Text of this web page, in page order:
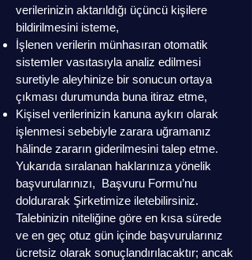
verilerinizin aktarıldığı üçüncü kişilere
bildirilmesini isteme,
İşlenen verilerin münhasıran otomatik
sistemler vasıtasıyla analiz edilmesi
suretiyle aleyhinize bir sonucun ortaya
çıkması durumunda buna itiraz etme,
Kişisel verilerinizin kanuna aykırı olarak
işlenmesi sebebiyle zarara uğramanız
hâlinde zararın giderilmesini talep etme.
Yukarıda sıralanan haklarınıza yönelik
başvurularınızı, Başvuru Formu’nu
doldurarak Şirketimize iletebilirsiniz.
Talebinizin niteliğine göre en kısa sürede
ve en geç otuz gün içinde başvurularınız
ücretsiz olarak sonuçlandırılacaktır; ancak